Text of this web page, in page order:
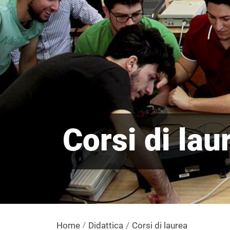
Corsi di
Home Didattica Corsi di laurea